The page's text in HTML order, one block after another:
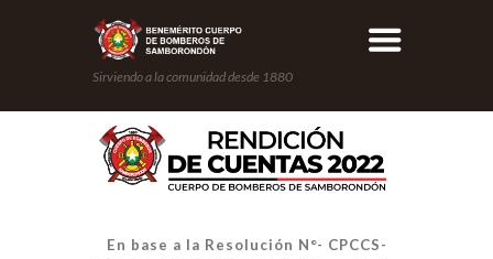
Sirviendo a la comunidad desde 1880
En base a la Resolución N°- CPCCS-